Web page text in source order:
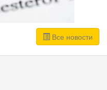
Все новости